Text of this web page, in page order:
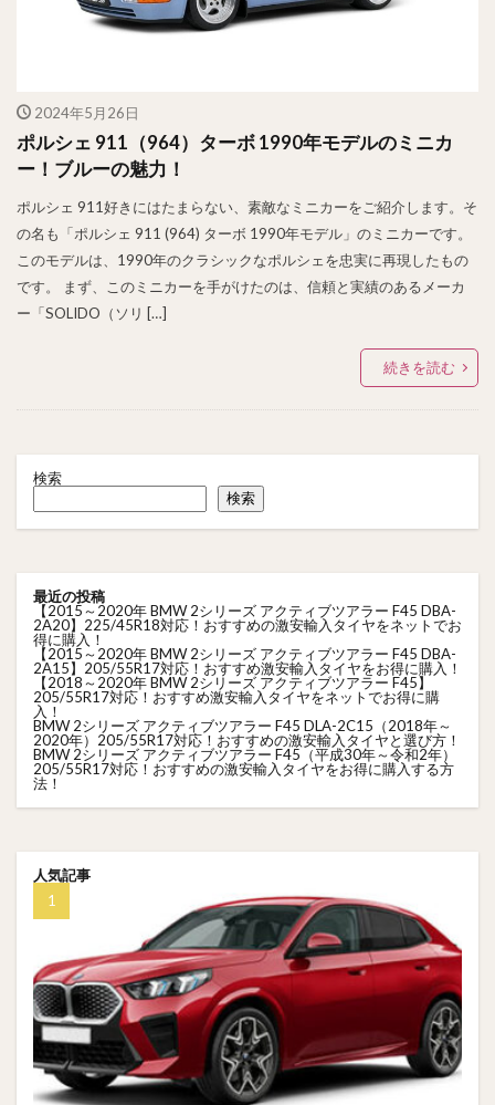
2024年5月26日
ポルシェ 911（964）ターボ 1990年モデルのミニカ
ー！ブルーの魅力！
ポルシェ 911好きにはたまらない、素敵なミニカーをご紹介します。そ
の名も「ポルシェ 911 (964) ターボ 1990年モデル」のミニカーです。
このモデルは、1990年のクラシックなポルシェを忠実に再現したもの
です。 まず、このミニカーを手がけたのは、信頼と実績のあるメーカ
ー「SOLIDO（ソリ […]
続きを読む
検索
検索
最近の投稿
【2015～2020年 BMW 2シリーズ アクティブツアラー F45 DBA-
2A20】225/45R18対応！おすすめの激安輸入タイヤをネットでお
得に購入！
【2015～2020年 BMW 2シリーズ アクティブツアラー F45 DBA-
2A15】205/55R17対応！おすすめ激安輸入タイヤをお得に購入！
【2018～2020年 BMW 2シリーズ アクティブツアラー F45】
205/55R17対応！おすすめ激安輸入タイヤをネットでお得に購
入！
BMW 2シリーズ アクティブツアラー F45 DLA-2C15（2018年～
2020年）205/55R17対応！おすすめの激安輸入タイヤと選び方！
BMW 2シリーズ アクティブツアラー F45（平成30年～令和2年）
205/55R17対応！おすすめの激安輸入タイヤをお得に購入する方
法！
人気記事